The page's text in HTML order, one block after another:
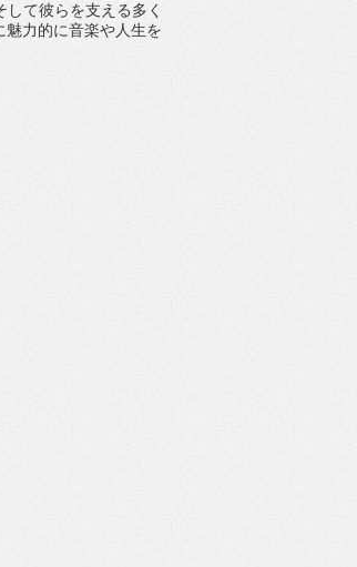
して彼らを支える多く
力的に音楽や人生を